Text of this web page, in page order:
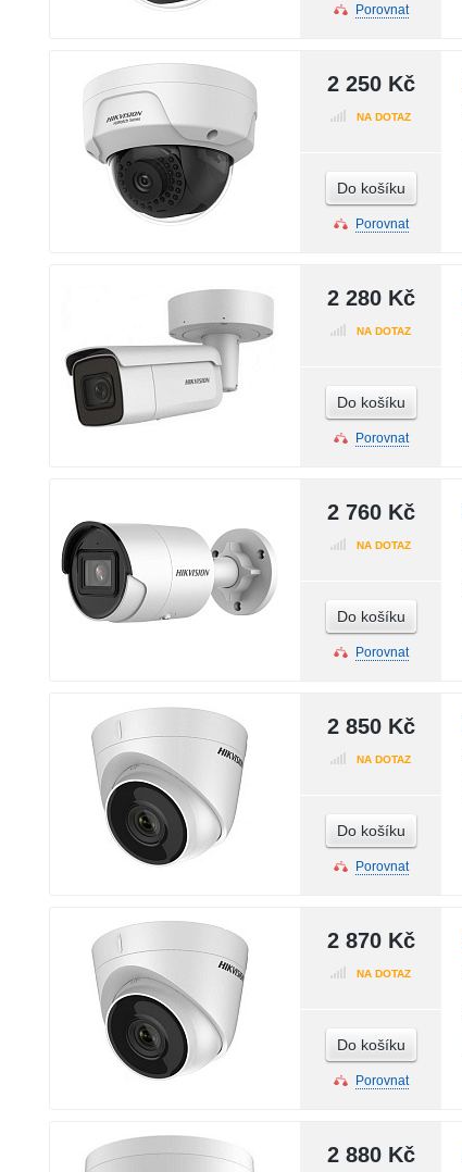
Porovnat
2 250 Kč
NA DOTAZ
Do košíku
Porovnat
2 280 Kč
NA DOTAZ
Do košíku
Porovnat
2 760 Kč
NA DOTAZ
Do košíku
Porovnat
2 850 Kč
NA DOTAZ
Do košíku
Porovnat
2 870 Kč
NA DOTAZ
Do košíku
Porovnat
2 880 Kč